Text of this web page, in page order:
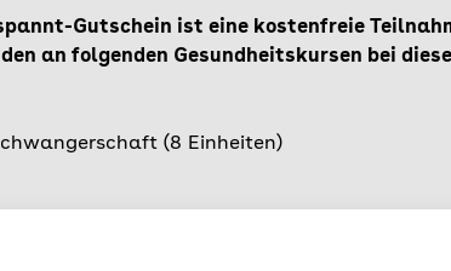
Gutschein ist eine kostenfreie
an folgenden Gesundheitskursen bei
(8 Einheiten)
Gebühr ebenfalls gerne an diesen